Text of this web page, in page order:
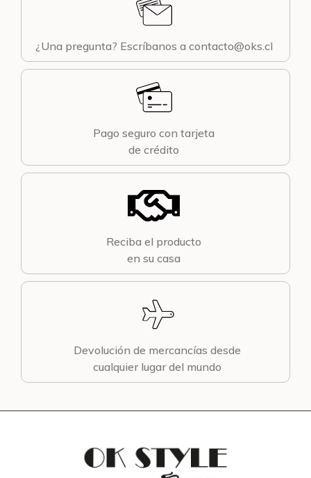
¿Una pregunta? Escríbanos a contacto@oks.cl
Pago seguro con tarjeta
de crédito
Reciba el producto
en su casa
Devolución de mercancías desde
cualquier lugar del mundo